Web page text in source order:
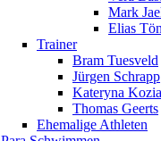
Mark
Elias
Trainer
Bram Tuesveld
Jürgen Schrapp
Kateryna
Thomas Geerts
Ehemalige Athleten